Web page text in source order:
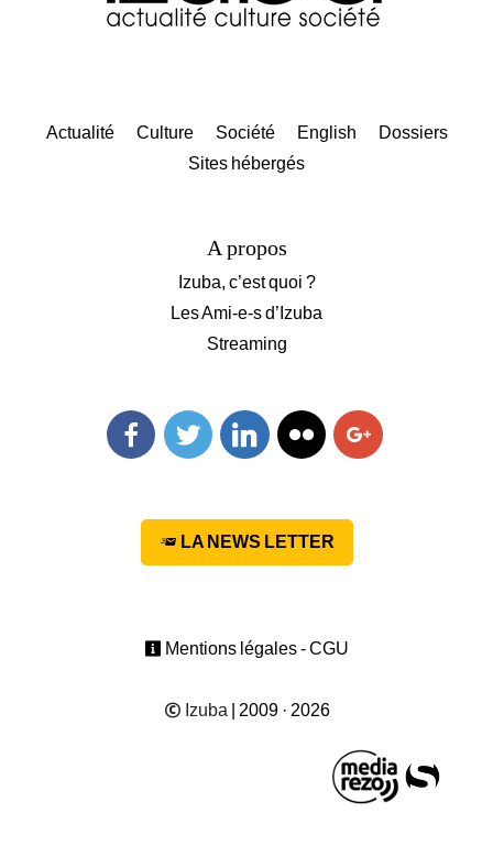
Actualité Culture Société English
Dossiers
Sites hébergés
A propos
Izuba, c’est quoi ?
Les Ami-e-s d’Izuba
Streaming
LA NEWS LETTER
Mentions légales - CGU
Izuba | 2009 · 2026